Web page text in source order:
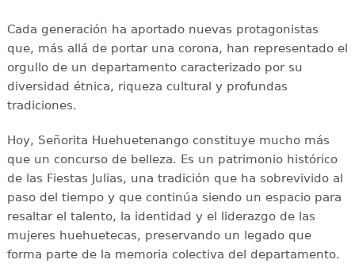
Cada generación ha aportado nuevas protagonistas
que, más allá de portar una corona, han representado el
orgullo de un departamento caracterizado por su
diversidad étnica, riqueza cultural y profundas
tradiciones.
Hoy, Señorita Huehuetenango constituye mucho más
que un concurso de belleza. Es un patrimonio histórico
de las Fiestas Julias, una tradición que ha sobrevivido al
paso del tiempo y que continúa siendo un espacio para
resaltar el talento, la identidad y el liderazgo de las
mujeres huehuetecas, preservando un legado que
forma parte de la memoria colectiva del departamento.